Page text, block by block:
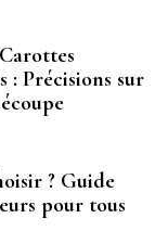
: Précisions sur
? Guide
pour tous